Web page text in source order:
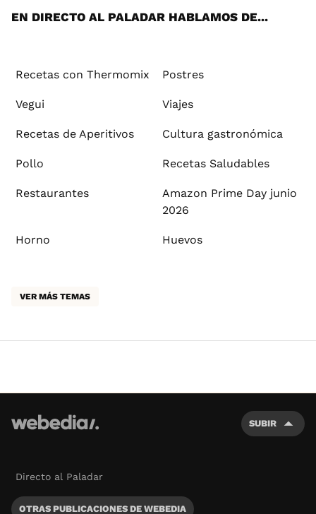
EN DIRECTO AL PALADAR HABLAMOS DE...
Recetas con Thermomix Postres
Vegui Viajes
Recetas de Aperitivos Cultura gastronómica
Pollo Recetas Saludables
Restaurantes
Amazon Prime Day junio
2026
Horno Huevos
VER MÁS TEMAS
SUBIR
Directo al Paladar
OTRAS PUBLICACIONES DE WEBEDIA